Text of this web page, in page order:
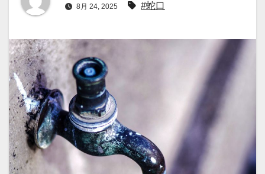
8月 24, 2025 #蛇口